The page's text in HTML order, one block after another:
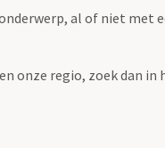
al of niet met
onze regio, zoek dan